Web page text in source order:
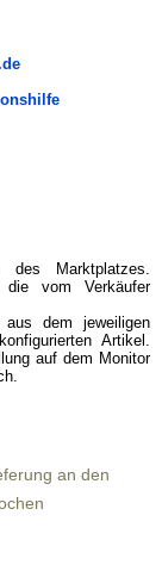
des Marktplatzes.
vom Verkäufer
aus dem jeweiligen
Artikel.
auf dem Monitor
an den